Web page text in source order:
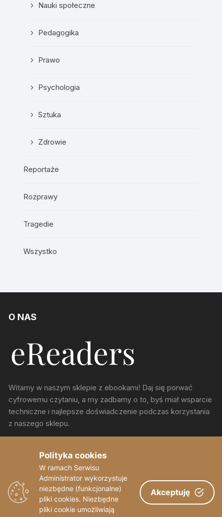
Nauki społeczne
Pedagogika
Prawo
Psychologia
Sztuka
Zdrowie
Reportaże
Rozprawy
Tragedie
Wszystko
O NAS
Witamy w naszym sklepie z ebookami! Daj się porwać
cyfrowemu czytaniu, a my zadbamy o to, byś miał wsparcie
techniczne i najlepsze doświadczenie podczas korzystania
z naszego sklepu.
ul. Chorzowska 150, Katowice
sekretariat@eReaders.pl
Polityka cookies
W ramach Serwisu
Administrator wykorzystuje
niezbędne (funkcjonalne)
pliki cookies. Niezbędne
pliki cookie umożliwiają
Akceptuję